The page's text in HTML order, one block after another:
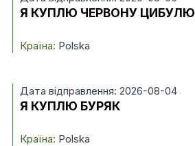
Я КУПЛЮ ЧЕРВОНУ ЦИБУЛЮ
Країна: Polska
Дата відправлення: 2026-08-04
Я КУПЛЮ БУРЯК
Країна: Polska